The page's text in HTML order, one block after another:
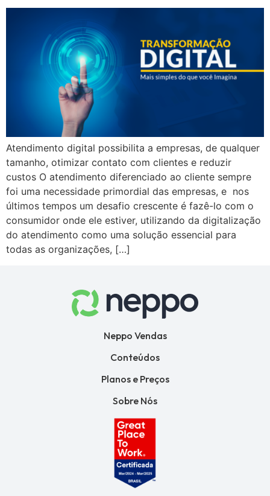
Atendimento digital possibilita a empresas, de qualquer
tamanho, otimizar contato com clientes e reduzir
custos O atendimento diferenciado ao cliente sempre
foi uma necessidade primordial das empresas, e nos
últimos tempos um desafio crescente é fazê-lo com o
consumidor onde ele estiver, utilizando da digitalização
do atendimento como uma solução essencial para
todas as organizações, […]
Neppo Vendas
Conteúdos
Planos e Preços
Sobre Nós